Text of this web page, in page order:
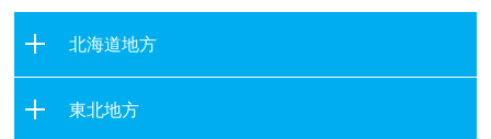
北海道地方
東北地方